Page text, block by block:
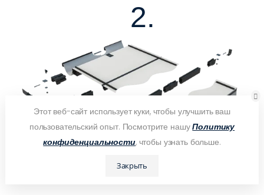
2.
Этот веб-сайт использует куки, чтобы улучшить ваш
пользовательский опыт. Посмотрите нашуПолитику
конфиденциальности, чтобы узнать больше.
Закрыть